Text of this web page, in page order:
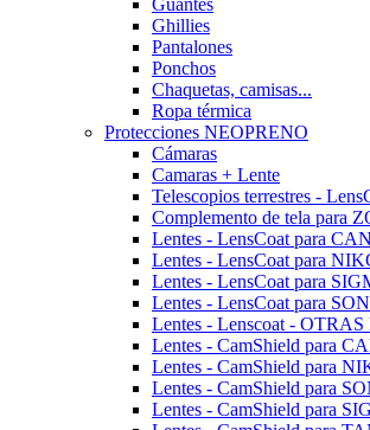
Guantes
Ghillies
Pantalones
Ponchos
Chaquetas, camisas...
Ropa térmica
Protecciones NEOPRENO
Cámaras
Camaras + Lente
Telescopios terrestres -
Complemento de tela para
Lentes - LensCoat para
Lentes - LensCoat para
Lentes - LensCoat para
Lentes - LensCoat para
Lentes - Lenscoat -
Lentes - CamShield para
Lentes - CamShield para
Lentes - CamShield para
Lentes - CamShield para